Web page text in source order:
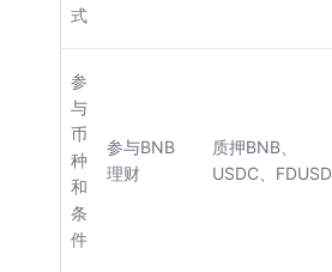
式
参
与
币
种
和
条
件
参与BNB
理财
质押BNB、
USDC、FDUSD